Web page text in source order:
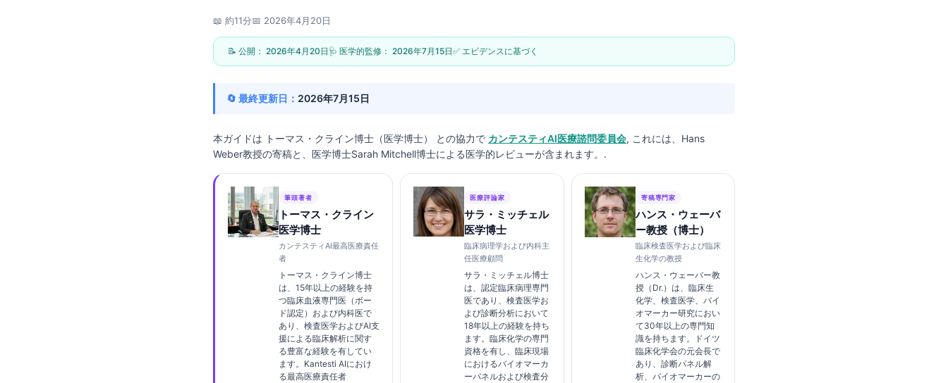
📖 約11分📅 2026年4月20日
📝 公開： 2026年4月20日 🩺 医学的監修： 2026年7月15日✅ エビデンスに基づく
🔄 最終更新日： 2026年7月15日
本ガイドは トーマス・クライン博士（医学博士） との協力で カンテスティAI医療諮問委員会, これには、Hans
Weber教授の寄稿と、医学博士Sarah Mitchell博士による医学的レビューが含まれます。.
筆頭著者
トーマス・クライン
医学博士
カンテスティAI最高医療責任
者
トーマス・クライン博士
は、15年以上の経験を持
つ臨床血液専門医（ボー
ド認定）および内科医で
あり、検査医学およびAI支
援による臨床解析に関す
る豊富な経験を有してい
ます。Kantesti AIにおけ
る最高医療責任者
医療評論家
サラ・ミッチェル
医学博士
臨床病理学および内科主
任医療顧問
サラ・ミッチェル博士
は、認定臨床病理専門
医であり、検査医学お
よび診断分析において
18年以上の経験を持ち
ます。臨床化学の専門
資格を有し、臨床現場
におけるバイオマーカ
ーパネルおよび検査分
寄稿専門家
ハンス・ウェーバ
ー教授（博士）
臨床検査医学および臨床
生化学の教授
ハンス・ウェーバー教
授（Dr.）は、臨床生
化学、検査医学、バイ
オマーカー研究におい
て30年以上の専門知
識を持ちます。ドイツ
臨床化学会の元会長で
あり、診断パネル解
析、バイオマーカーの